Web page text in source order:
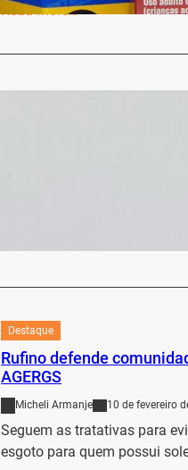
Read More…
Show com San Marino
Destaque
Rufino defende
AGERGS
Micheli Armanje 10 de fevereiro
Seguem as tratativas para
esgoto para quem possui